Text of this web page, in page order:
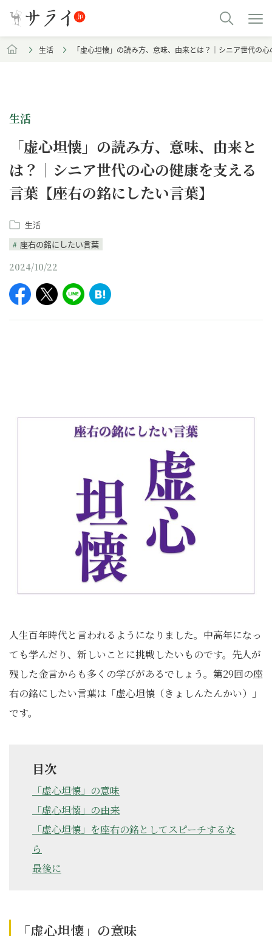
生活 「虚心坦懐」の読み方、意味、由来とは？｜シニア世代の
生活
「虚心坦懐」の読み方、意味、由来と
は？｜シニア世代の心の健康を支える
言葉【座右の銘にしたい言葉】
生活
座右の銘にしたい言葉
2024/10/22
人生百年時代と言われるようになりました。中高年になっ
ても学んだり、新しいことに挑戦したいものです。先人が
残した金言からも多くの学びがあるでしょう。第29回の座
右の銘にしたい言葉は「虚心坦懐（きょしんたんかい）」
です。
目次
「虚心坦懐」の意味
「虚心坦懐」の由来
「虚心坦懐」を座右の銘としてスピーチするな
ら
最後に
「虚心坦懐」の意味